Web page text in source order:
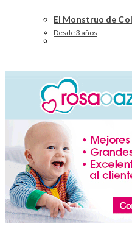
El Monstruo de
Desde 3 años